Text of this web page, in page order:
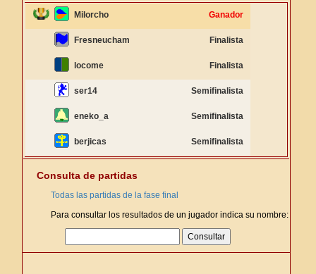
Milorcho Ganador
Fresneucham Finalista
locome Finalista
ser14 Semifinalista
eneko_a Semifinalista
berjicas Semifinalista
Consulta de partidas
Todas las partidas de la fase final
Para consultar los resultados de un jugador indica su nombre: